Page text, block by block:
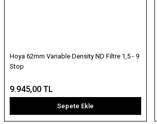
Hoya 62mm Variable Density ND Filtre 1,5 - 9
Stop
9.945,00 TL
Sepete Ekle